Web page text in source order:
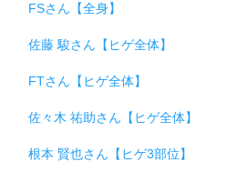
FSさん【全身】
佐藤 駿さん【ヒゲ全体】
FTさん【ヒゲ全体】
佐々木 祐助さん【ヒゲ全体】
根本 賢也さん【ヒゲ3部位】